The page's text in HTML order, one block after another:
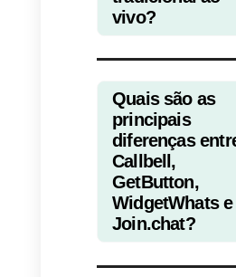
em “todas as
salvo e
aparecer no
Não esqueça
usuário de um
ícone do
WhatsApp